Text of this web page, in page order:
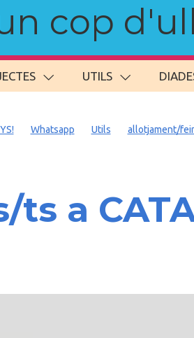
cop
UTILS
Whatsapp Utils allotjament/
a